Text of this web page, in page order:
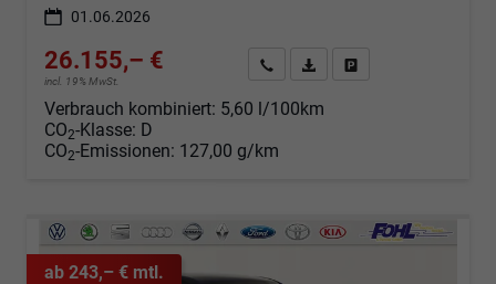
01.06.2026
26.155,– €
incl. 19% MwSt.
Angebot anfordern
Fahrzeugexpose (PDF)
Verbrauch kombiniert: 5,60 l/100km
CO2-Klasse: D
CO2-Emissionen: 127,00 g/km
ab 243,– € mtl.